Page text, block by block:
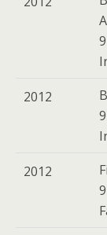
2012
2012